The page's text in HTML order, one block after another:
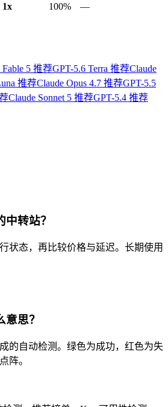
1x 100% —
Fable 5 推荐GPT-5.6 Terra 推荐Claude
推荐Claude Opus 4.7 推荐GPT-5.5
Claude Sonnet 5 推荐GPT-5.4 推荐
转站？
状态，再比较价格与延迟。长期使用
思？
的自动检测。绿色为成功，红色为失
阵。